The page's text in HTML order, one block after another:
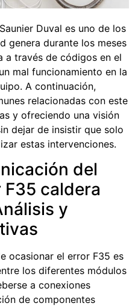
Duval es uno de los
genera durante los meses
a través de códigos en el
mal funcionamiento en la
A continuación,
relacionadas con este
y ofreciendo una visión
dejar de insistir que solo
estas intervenciones.
del
caldera
y
ocasionar el error F35 es
los diferentes módulos
a conexiones
de componentes